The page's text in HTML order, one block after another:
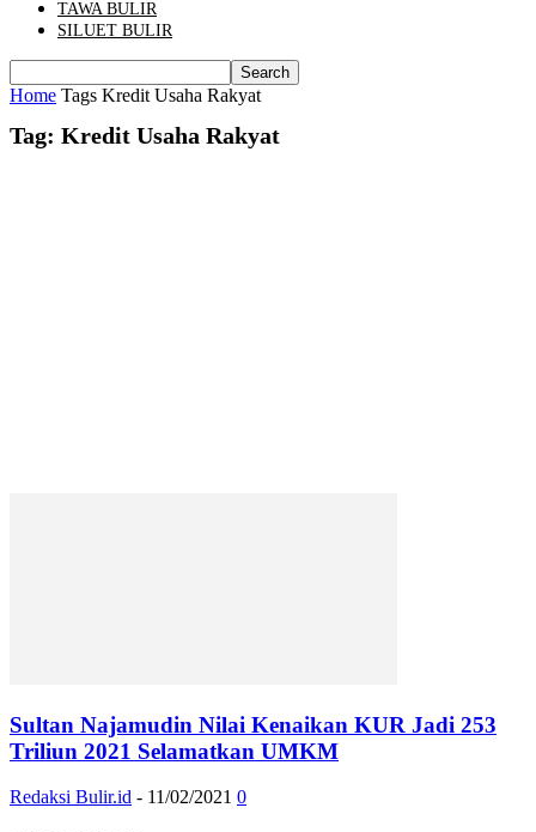
TAWA BULIR
SILUET BULIR
Home Tags Kredit Usaha Rakyat
Tag: Kredit Usaha Rakyat
Sultan Najamudin Nilai Kenaikan KUR Jadi 253
Triliun 2021 Selamatkan UMKM
Redaksi Bulir.id - 11/02/2021 0